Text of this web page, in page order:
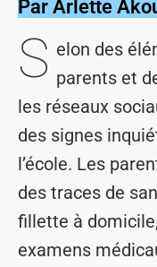
Par Arlette
S elon des
parents et
les réseaux
des signes
l’école. Les
des traces de
fillette à
examens